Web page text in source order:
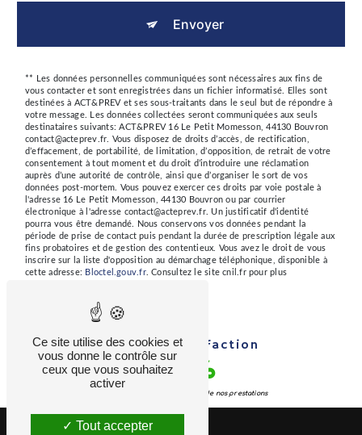
Envoyer
** Les données personnelles communiquées sont nécessaires aux fins de
vous contacter et sont enregistrées dans un fichier informatisé. Elles sont
destinées à ACT&PREV et ses sous-traitants dans le seul but de répondre à
votre message. Les données collectées seront communiquées aux seuls
destinataires suivants: ACT&PREV 16 Le Petit Momesson, 44130 Bouvron
contact@acteprev.fr. Vous disposez de droits d’accès, de rectification,
d’effacement, de portabilité, de limitation, d’opposition, de retrait de votre
consentement à tout moment et du droit d’introduire une réclamation
auprès d’une autorité de contrôle, ainsi que d’organiser le sort de vos
données post-mortem. Vous pouvez exercer ces droits par voie postale à
l'adresse 16 Le Petit Momesson, 44130 Bouvron ou par courrier
électronique à l'adresse contact@acteprev.fr. Un justificatif d'identité
pourra vous être demandé. Nous conservons vos données pendant la
période de prise de contact puis pendant la durée de prescription légale aux
fins probatoires et de gestion des contentieux. Vous avez le droit de vous
inscrire sur la liste d'opposition au démarchage téléphonique, disponible à
cette adresse:
Bloctel.gouv.fr. Consultez le site cnil.fr pour plus
Taux de Satisfaction
92 %
de nos stagiaires sur l’ensemble de nos prestations
Ce site utilise des cookies et
vous donne le contrôle sur
ceux que vous souhaitez
activer
Tout accepter